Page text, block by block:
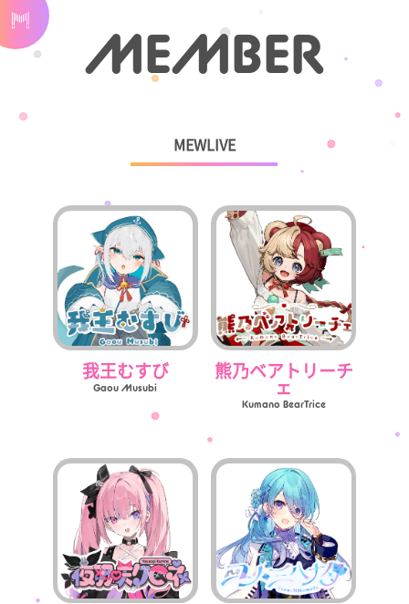
MEMBER
MEWLIVE
我王むすび
Gaou Musubi
熊乃ベアトリーチ
ェ
Kumano BearTrice